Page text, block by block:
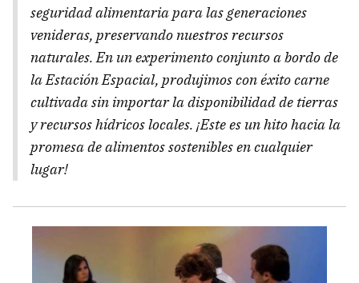
seguridad alimentaria para las generaciones
venideras, preservando nuestros recursos
naturales. En un experimento conjunto a bordo de
la Estación Espacial, produjimos con éxito carne
cultivada sin importar la disponibilidad de tierras
y recursos hídricos locales. ¡Este es un hito hacia la
promesa de alimentos sostenibles en cualquier
lugar!